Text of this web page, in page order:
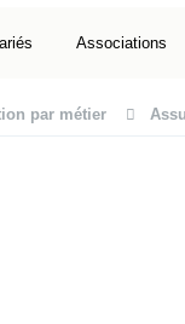
Associations
par métier